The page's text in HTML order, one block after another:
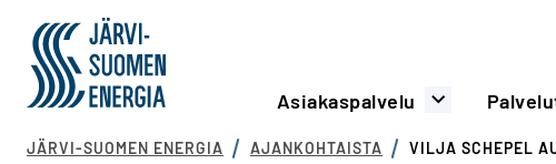
Siirry sisältöön
Järvi-Suomen Energia
Päävalikko
Asiakaspalvelu
JÄRVI-SUOMEN ENERGIA AJANKOHTAISTA VILJA SCHEPEL